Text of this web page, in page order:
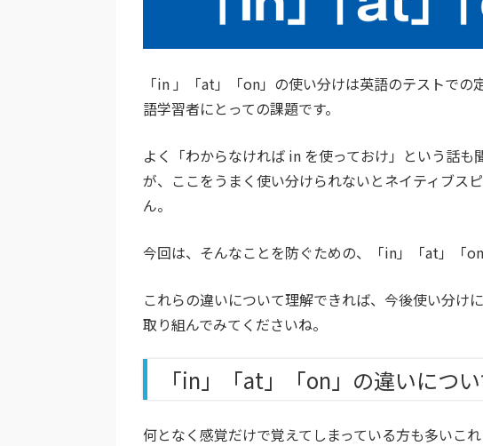
「in 」「at」「on」の使い分けは英語のテストで
語学習者にとっての課題です。
よく「わからなければ in を使っておけ」という話
が、ここをうまく使い分けられないとネイティブス
ん。
今回は、そんなことを防ぐための、「in」「at」「
これらの違いについて理解できれば、今後使い分け
取り組んでみてくださいね。
「in」「at」「on」の違いにつ
何となく感覚だけで覚えてしまっている方も多いこ